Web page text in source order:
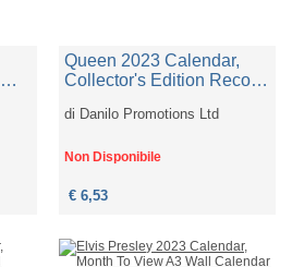
Queen 2023 Calendar,
Collector's Edition Record
Calendar , Official Product
Record Sleeve Calendar)
di Danilo Promotions Ltd
Non Disponibile
€ 6,53